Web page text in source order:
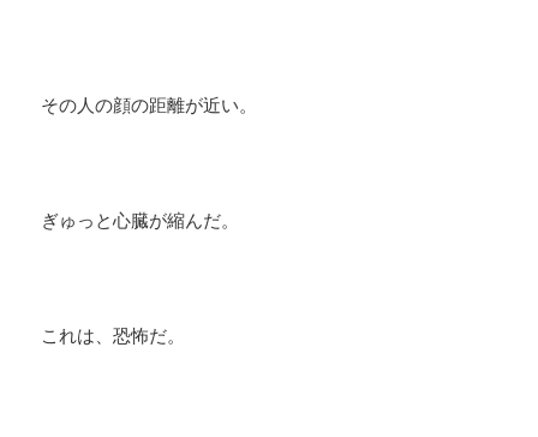
その人の顔の距離が近い。
ぎゅっと心臓が縮んだ。
これは、恐怖だ。